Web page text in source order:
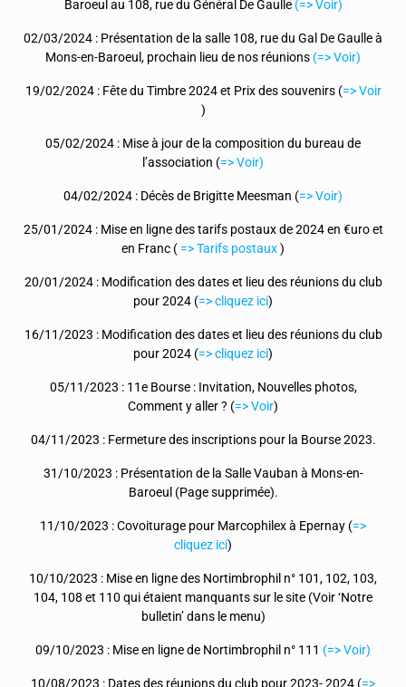
Baroeul au 108, rue du Général De Gaulle (=> Voir)
02/03/2024 : Présentation de la salle 108, rue du Gal De Gaulle à
Mons-en-Baroeul, prochain lieu de nos réunions (=> Voir)
19/02/2024 : Fête du Timbre 2024 et Prix des souvenirs (=> Voir
)
05/02/2024 : Mise à jour de la composition du bureau de
l’association (=> Voir)
04/02/2024 : Décès de Brigitte Meesman (=> Voir)
25/01/2024 : Mise en ligne des tarifs postaux de 2024 en €uro et
en Franc ( => Tarifs postaux)
20/01/2024 : Modification des dates et lieu des réunions du club
pour 2024 (=> cliquez ici)
16/11/2023 : Modification des dates et lieu des réunions du club
pour 2024 (=> cliquez ici)
05/11/2023 : 11e Bourse : Invitation, Nouvelles photos,
Comment y aller ? (=> Voir)
04/11/2023 : Fermeture des inscriptions pour la Bourse 2023.
31/10/2023 : Présentation de la Salle Vauban à Mons-en-
Baroeul (Page supprimée).
11/10/2023 : Covoiturage pour Marcophilex à Epernay (=>
cliquez ici)
10/10/2023 : Mise en ligne des Nortimbrophil n° 101, 102, 103,
104, 108 et 110 qui étaient manquants sur le site (Voir ‘Notre
bulletin’ dans le menu)
09/10/2023 : Mise en ligne de Nortimbrophil n° 111 (=> Voir)
10/08/2023 : Dates des réunions du club pour 2023- 2024 (=>